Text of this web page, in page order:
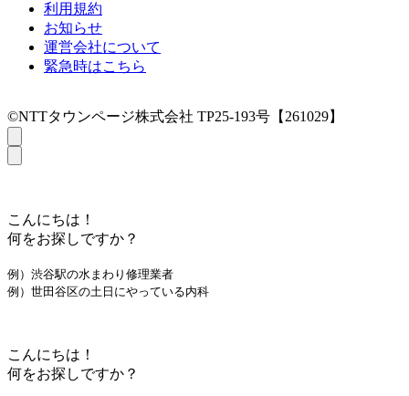
利用規約
お知らせ
運営会社について
緊急時はこちら
©NTTタウンページ株式会社 TP25-193号【261029】
こんにちは！
何をお探しですか？
例）渋谷駅の水まわり修理業者
例）世田谷区の土日にやっている内科
こんにちは！
何をお探しですか？